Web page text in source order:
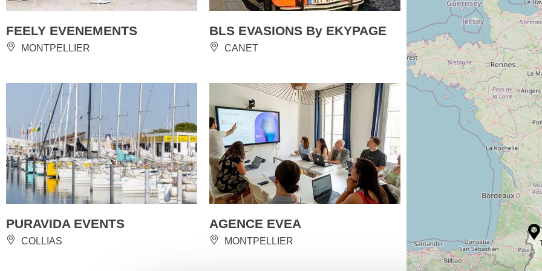
FEELY EVENEMENTS
MONTPELLIER
BLS EVASIONS By EKYPAGE
CANET
PURAVIDA EVENTS
COLLIAS
AGENCE EVEA
MONTPELLIER